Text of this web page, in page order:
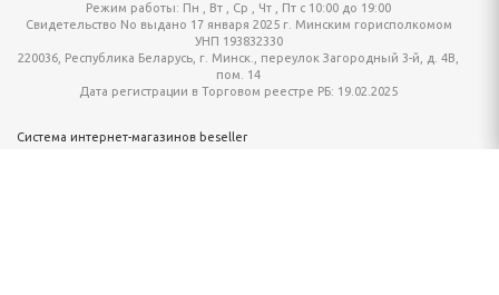
Режим работы: Пн , Вт , Ср , Чт , Пт c 10:00 до 19:00
Свидетельство No выдано 17 января 2025 г. Минским горисполкомом
УНП 193832330
220036, Республика Беларусь, г. Минск., переулок Загородный 3-й, д. 4В,
пом. 14
Дата регистрации в Торговом реестре РБ: 19.02.2025
Система интернет-магазинов beseller